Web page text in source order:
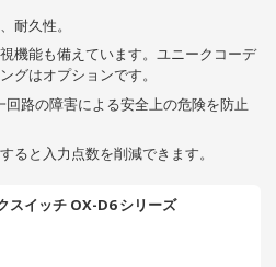
耐久性。
機能も備えています。ユニークコーデ
グはオプションです。
路の障害による安全上の危険を防止
ると入力点数を削減できます。
スイッチ OX-D6 シリーズ